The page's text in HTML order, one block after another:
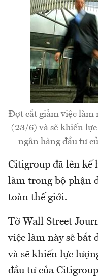
Đợt cắt giảm việc làm
(23/6) và sẽ khiến
ngân hàng đầu tư
Citigroup đã lên kế
làm trong bộ phận
toàn thế giới.
Tờ Wall Street
việc làm này sẽ bắt
và sẽ khiến lực
đầu tư của